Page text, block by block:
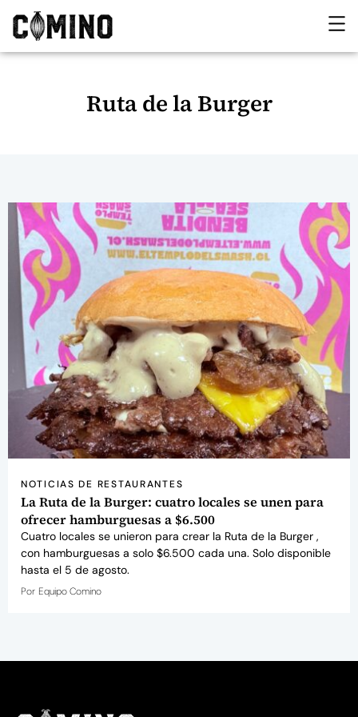
Ruta de la Burger
NOTICIAS DE RESTAURANTES
La Ruta de la Burger: cuatro locales se unen para
ofrecer hamburguesas a $6.500
Cuatro locales se unieron para crear la Ruta de la Burger ,
con hamburguesas a solo $6.500 cada una. Solo disponible
hasta el 5 de agosto.
Por Equipo Comino